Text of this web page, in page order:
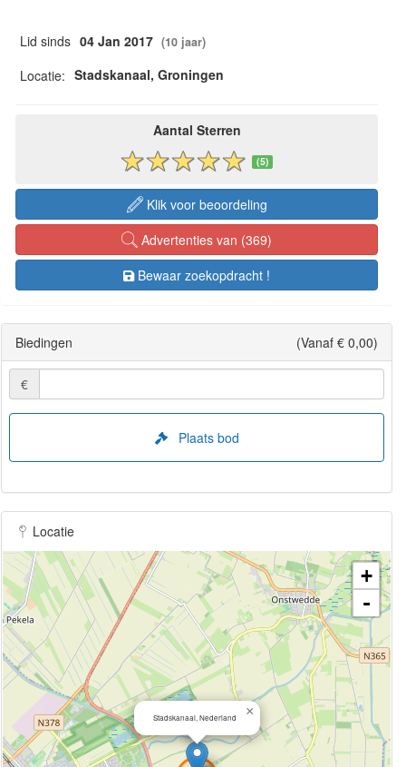
Lid sinds 04 Jan 2017 (10 jaar)
Locatie: Stadskanaal, Groningen
Aantal Sterren
(5)
Klik voor beoordeling
Advertenties van (369)
Bewaar zoekopdracht !
Biedingen (Vanaf € 0,00)
€
Plaats bod
Locatie
Stadskanaal, Nederland ×
+
-